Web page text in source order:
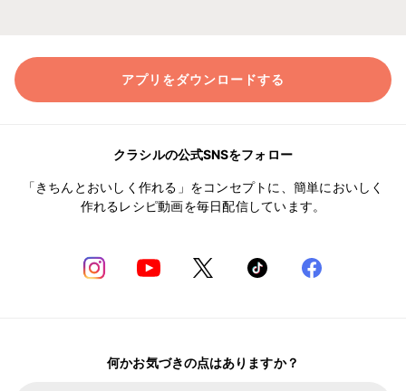
アプリをダウンロードする
クラシルの公式SNSをフォロー
「きちんとおいしく作れる」をコンセプトに、簡単においしく
作れるレシピ動画を毎日配信しています。
何かお気づきの点はありますか？